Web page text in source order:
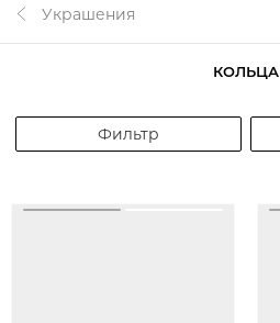
Украшения
КОЛЬЦА
Фильтр